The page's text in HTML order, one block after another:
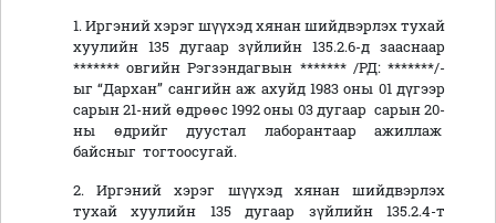
1. Иргэний хэрэг шүүхэд хянан шийдвэрлэх тухай
хуулийн 135 дугаар зүйлийн 135.2.6-д зааснаар
******* овгийн Рэгзэндагвын ******* /РД: *******/-
ыг “Дархан” сангийн аж ахуйд 1983 оны 01 дүгээр
сарын 21-ний өдрөөс 1992 оны 03 дугаар сарын 20-
ны өдрийг дуустал лаборантаар ажиллаж
байсныг тогтоосугай.
2. Иргэний хэрэг шүүхэд хянан шийдвэрлэх
тухай хуулийн 135 дугаар зүйлийн 135.2.4-т